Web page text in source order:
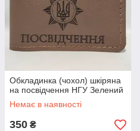
Обкладинка (чохол) шкіряна
на посвідчення НГУ Зелений
Немає в наявності
350 ₴